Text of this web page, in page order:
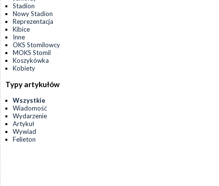
Stadion
Nowy Stadion
Reprezentacja
Kibice
Inne
OKS Stomilowcy
MOKS Stomil
Koszykówka
Kobiety
Typy artykułów
Wszystkie
Wiadomość
Wydarzenie
Artykuł
Wywiad
Felieton